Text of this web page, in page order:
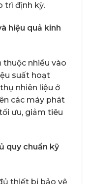
trì định kỳ.
hiệu quả kinh
thuộc nhiều vào
suất hoạt
nhiên liệu ở
các máy phát
ưu, giảm tiêu
quy chuẩn kỹ
thiết bị bảo vệ